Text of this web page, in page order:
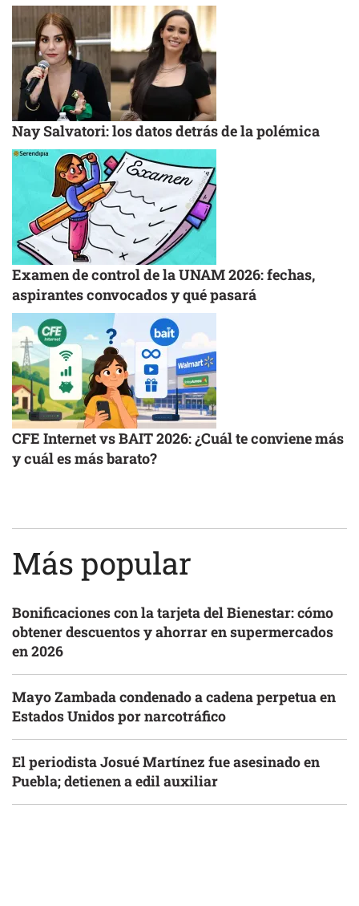
Nay Salvatori: los datos detrás de la polémica
Examen de control de la UNAM 2026: fechas,
aspirantes convocados y qué pasará
CFE Internet vs BAIT 2026: ¿Cuál te conviene más
y cuál es más barato?
Más popular
Bonificaciones con la tarjeta del Bienestar: cómo
obtener descuentos y ahorrar en supermercados
en 2026
Mayo Zambada condenado a cadena perpetua en
Estados Unidos por narcotráfico
El periodista Josué Martínez fue asesinado en
Puebla; detienen a edil auxiliar